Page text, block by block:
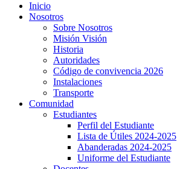
Inicio
Nosotros
Sobre Nosotros
Misión Visión
Historia
Autoridades
Código de convivencia 2026
Instalaciones
Transporte
Comunidad
Estudiantes
Perfil del Estudiante
Lista de Útiles 2024-2025
Abanderadas 2024-2025
Uniforme del Estudiante